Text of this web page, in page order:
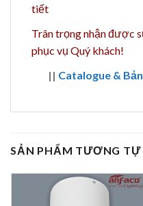
tiết
Trân trọng nhận được
phục vụ Quý khách!
|| Catalogue &
SẢN PHẨM TƯƠNG TỰ